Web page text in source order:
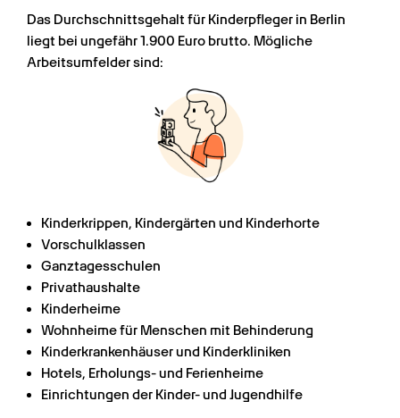
Das Durchschnittsgehalt für Kinderpfleger in Berlin
liegt bei ungefähr 1.900 Euro brutto. Mögliche
Arbeitsumfelder sind:
Kinderkrippen, Kindergärten und Kinderhorte
Vorschulklassen
Ganztagesschulen
Privathaushalte
Kinderheime
Wohnheime für Menschen mit Behinderung
Kinderkrankenhäuser und Kinderkliniken
Hotels, Erholungs- und Ferienheime
Einrichtungen der Kinder- und Jugendhilfe